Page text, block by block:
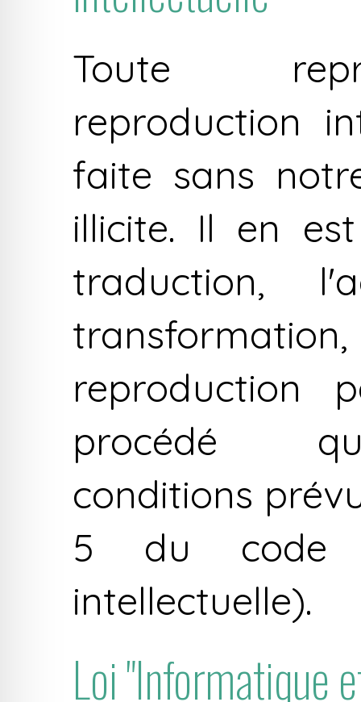
Toute
reproduction
faite sans
illicite. Il en
traduction,
procédé
conditions
5 du code
intellectuelle).
Loi "Informatique